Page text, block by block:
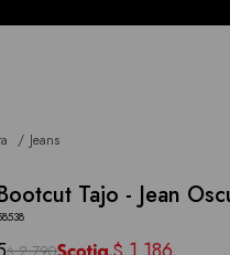
Jeans
Tajo - Jean
$ 2.790